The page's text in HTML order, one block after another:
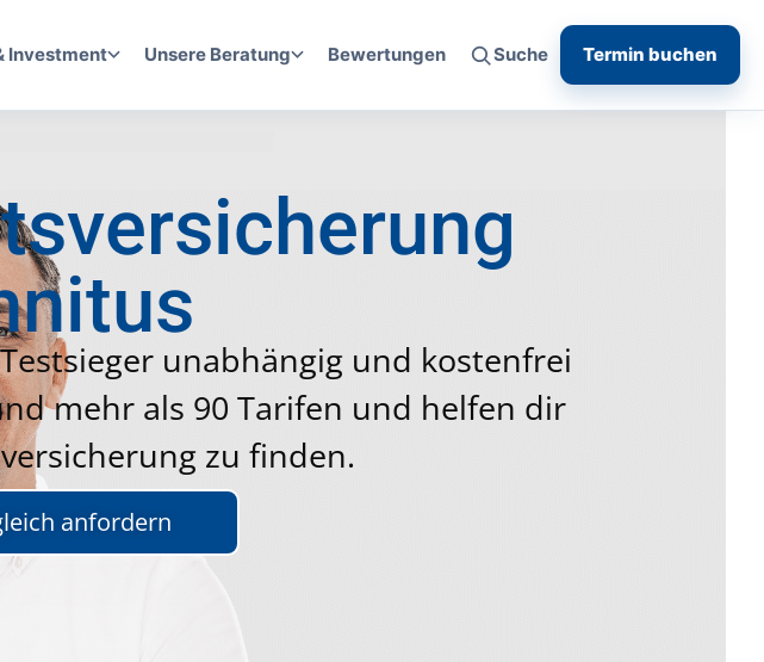
Investment Unsere Beratung Bewertungen Suche Termin buchen
unabhängig und kostenfrei
mehr als 90 Tarifen und helfen dir
zu finden.
anfordern